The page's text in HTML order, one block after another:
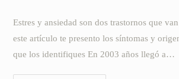
entrada:
Estres y ansiedad son dos trastornos que
este artículo te presento los síntomas y
que los identifiques En 2003 años llegó a…